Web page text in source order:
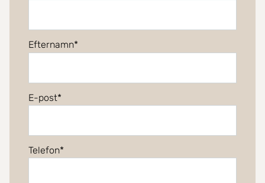
Efternamn
E-post
Telefon